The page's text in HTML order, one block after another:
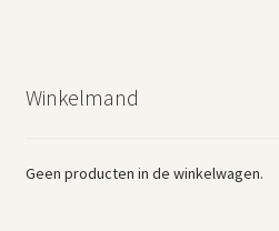
Winkelmand
Geen producten in de winkelwagen.